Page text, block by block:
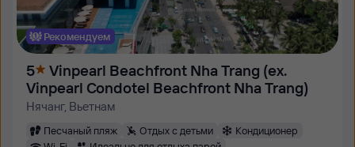
Рекомендуем
5
Vinpearl Beachfront Nha Trang (ex.
Vinpearl Condotel Beachfront Nha Trang)
Нячанг, Вьетнам
Песчаный пляж Отдых с детьми
Кондиционер